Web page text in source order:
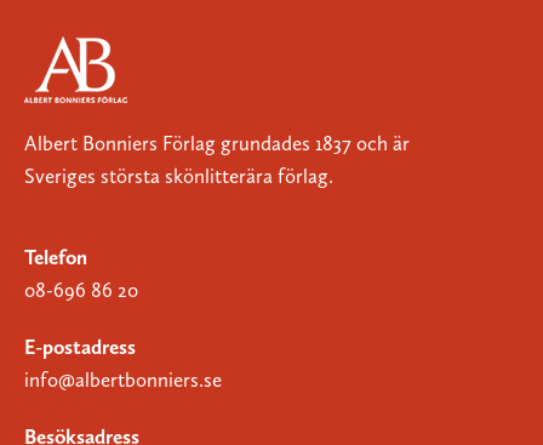
Albert Bonniers Förlag grundades 1837 och är
Sveriges största skönlitterära förlag.
Telefon
08-696 86 20
E-postadress
info@albertbonniers.se
Besöksadress